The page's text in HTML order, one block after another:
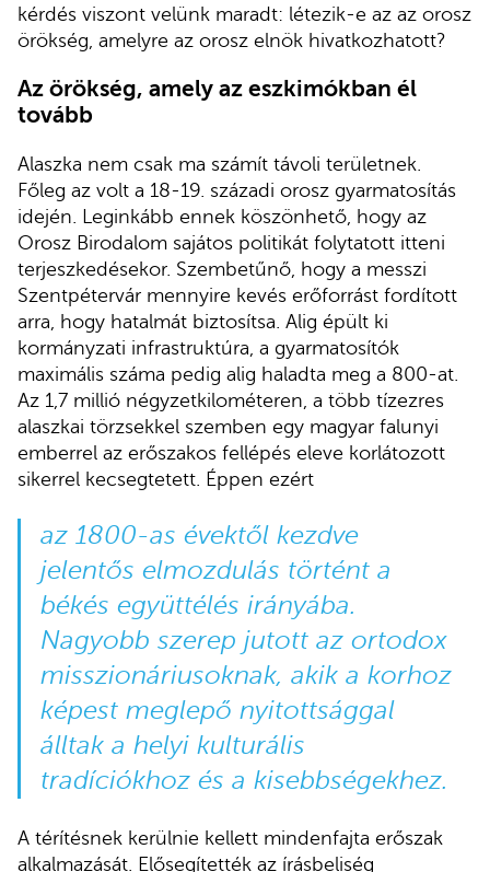
kérdés viszont velünk maradt: létezik-e az az orosz
örökség, amelyre az orosz elnök hivatkozhatott?
Az örökség, amely az eszkimókban él
tovább
Alaszka nem csak ma számít távoli területnek.
Főleg az volt a 18-19. századi orosz gyarmatosítás
idején. Leginkább ennek köszönhető, hogy az
Orosz Birodalom sajátos politikát folytatott itteni
terjeszkedésekor. Szembetűnő, hogy a messzi
Szentpétervár mennyire kevés erőforrást fordított
arra, hogy hatalmát biztosítsa. Alig épült ki
kormányzati infrastruktúra, a gyarmatosítók
maximális száma pedig alig haladta meg a 800-at.
Az 1,7 millió négyzetkilométeren, a több tízezres
alaszkai törzsekkel szemben egy magyar falunyi
emberrel az erőszakos fellépés eleve korlátozott
sikerrel kecsegtetett. Éppen ezért
az 1800-as évektől kezdve
jelentős elmozdulás történt a
békés együttélés irányába.
Nagyobb szerep jutott az ortodox
misszionáriusoknak, akik a korhoz
képest meglepő nyitottsággal
álltak a helyi kulturális
tradíciókhoz és a kisebbségekhez.
A térítésnek kerülnie kellett mindenfajta erőszak
alkalmazását. Elősegítették az írásbeliség